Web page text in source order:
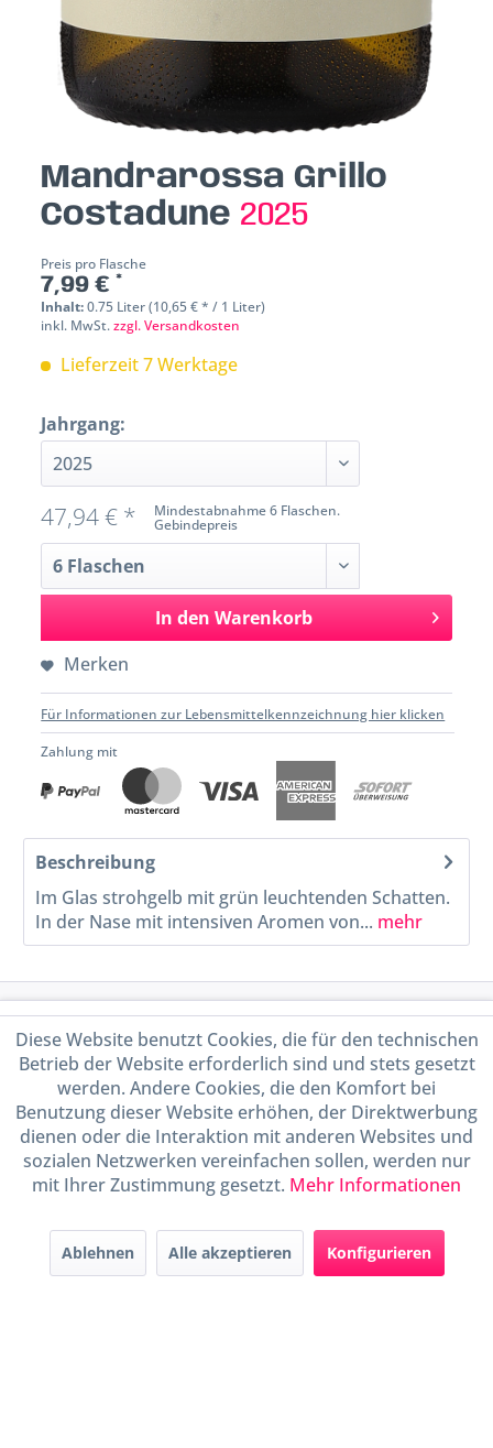
Mandrarossa Grillo
Costadune 2025
Preis pro Flasche
7,99 € *
Inhalt:0.75 Liter (10,65 € * / 1 Liter)
inkl. MwSt.zzgl. Versandkosten
Lieferzeit 7 Werktage
Jahrgang:
Mindestabnahme 6 Flaschen.
Gebindepreis
47,94 € *
In den Warenkorb
Merken
Für Informationen zur Lebensmittelkennzeichnung hier klicken
Zahlung mit
Beschreibung
Im Glas strohgelb mit grün leuchtenden Schatten.
In der Nase mit intensiven Aromen von... mehr
Service Hotline
Shop Service
Informationen
Handel mit BIO-Weinen
durch DE-ÖKO-009
Diese Website benutzt Cookies, die für den technischen
Betrieb der Website erforderlich sind und stets gesetzt
werden. Andere Cookies, die den Komfort bei
Benutzung dieser Website erhöhen, der Direktwerbung
dienen oder die Interaktion mit anderen Websites und
sozialen Netzwerken vereinfachen sollen, werden nur
mit Ihrer Zustimmung gesetzt. Mehr Informationen
Ablehnen Alle akzeptieren Konfigurieren